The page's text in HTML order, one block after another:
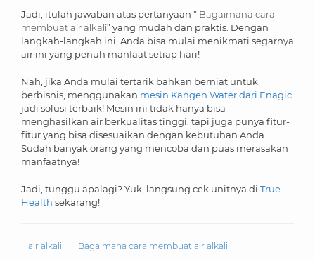
Jadi, itulah jawaban atas pertanyaan ” Bagaimana cara
membuat air alkali” yang mudah dan praktis. Dengan
langkah-langkah ini, Anda bisa mulai menikmati segarnya
air ini yang penuh manfaat setiap hari!
Nah, jika Anda mulai tertarik bahkan berniat untuk
berbisnis, menggunakan mesin Kangen Water dari Enagic
jadi solusi terbaik! Mesin ini tidak hanya bisa
menghasilkan air berkualitas tinggi, tapi juga punya fitur-
fitur yang bisa disesuaikan dengan kebutuhan Anda.
Sudah banyak orang yang mencoba dan puas merasakan
manfaatnya!
Jadi, tunggu apalagi? Yuk, langsung cek unitnya di True
Health sekarang!
air alkali Bagaimana cara membuat air alkali